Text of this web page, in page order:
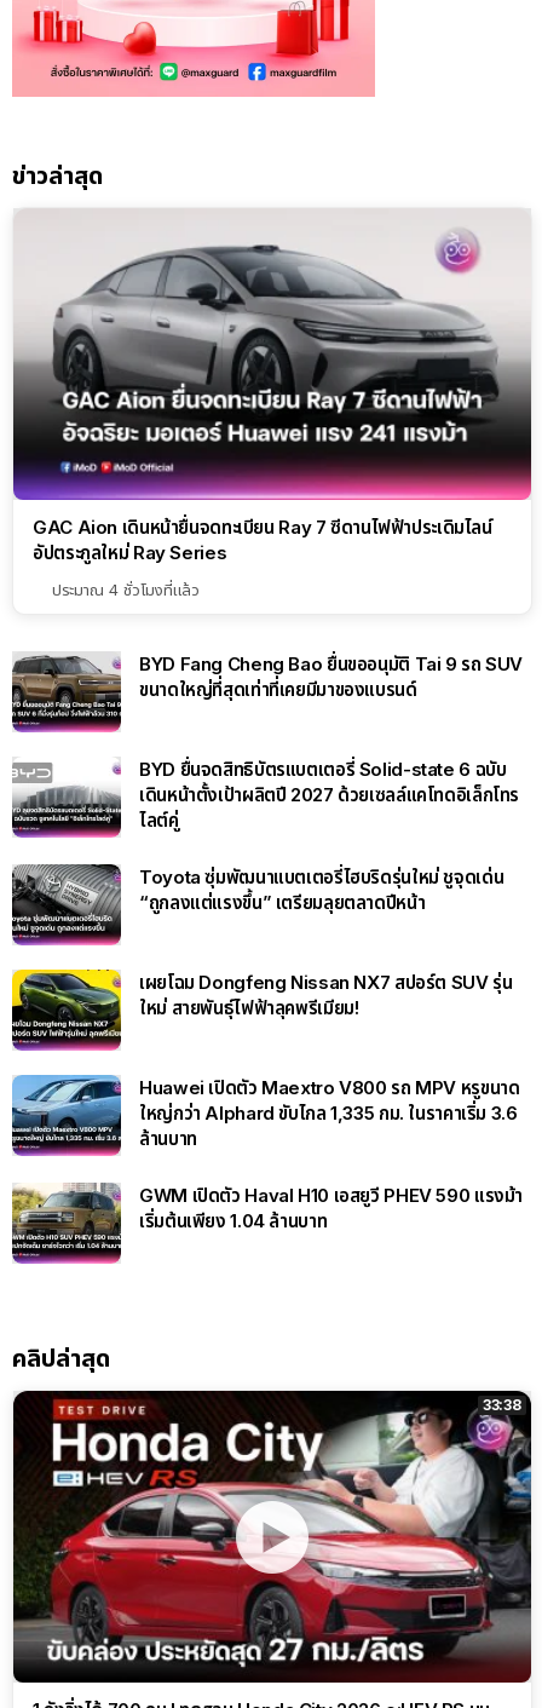
ข่าวล่าสุด
GAC Aion เดินหน้ายื่นจดทะเบียน Ray 7 ซีดานไฟฟ้าประเดิมไลน์
อัปตระกูลใหม่ Ray Series
ประมาณ 4 ชั่วโมงที่แล้ว
BYD Fang Cheng Bao ยื่นขออนุมัติ Tai 9 รถ SUV
ขนาดใหญ่ที่สุดเท่าที่เคยมีมาของแบรนด์
BYD ยื่นจดสิทธิบัตรแบตเตอรี่ Solid-state 6 ฉบับ
เดินหน้าตั้งเป้าผลิตปี 2027 ด้วยเซลล์แคโทดอิเล็กโทร
ไลต์คู่
Toyota ซุ่มพัฒนาแบตเตอรี่ไฮบริดรุ่นใหม่ ชูจุดเด่น
“ถูกลงแต่แรงขึ้น” เตรียมลุยตลาดปีหน้า
เผยโฉม Dongfeng Nissan NX7 สปอร์ต SUV รุ่น
ใหม่ สายพันธุ์ไฟฟ้าลุคพรีเมียม!
Huawei เปิดตัว Maextro V800 รถ MPV หรูขนาด
ใหญ่กว่า Alphard ขับไกล 1,335 กม. ในราคาเริ่ม 3.6
ล้านบาท
GWM เปิดตัว Haval H10 เอสยูวี PHEV 590 แรงม้า
เริ่มต้นเพียง 1.04 ล้านบาท
คลิปล่าสุด
33:38